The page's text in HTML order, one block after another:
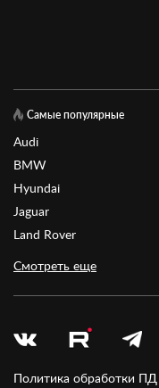
Самые популярные
Audi
BMW
Hyundai
Jaguar
Land Rover
Смотреть еще
Политика обработки ПД